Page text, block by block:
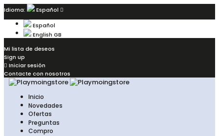
Idioma: Español 
Español
English GB
Mi lista de deseos
Sign up
 Iniciar sesión
Contacte con nosotros
Inicio
Novedades
Ofertas
Preguntas
Compro